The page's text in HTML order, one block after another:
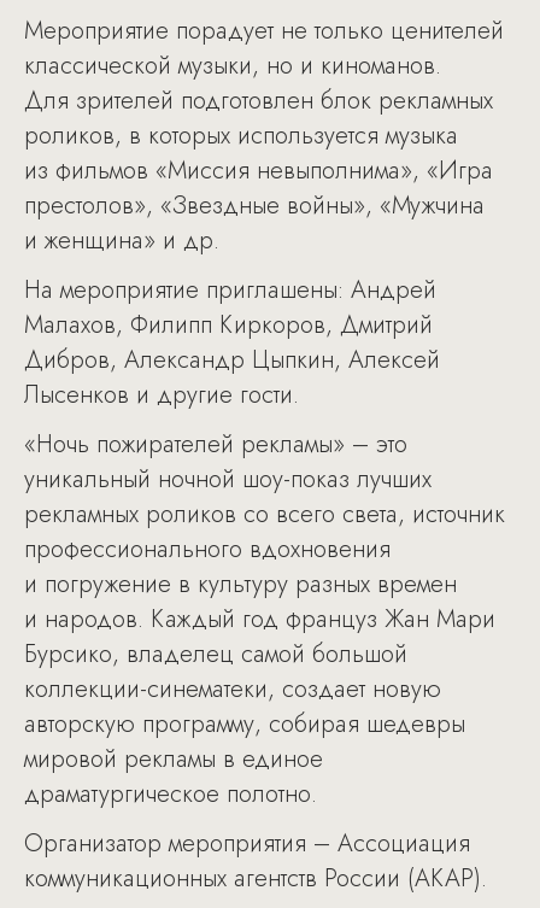
Мероприятие порадует не только ценителей
классической музыки, но и киноманов.
Для зрителей подготовлен блок рекламных
роликов, в которых используется музыка
из фильмов «Миссия невыполнима», «Игра
престолов», «Звездные войны», «Мужчина
и женщина» и др.
На мероприятие приглашены: Андрей
Малахов, Филипп Киркоров, Дмитрий
Дибров, Александр Цыпкин, Алексей
Лысенков и другие гости.
«Ночь пожирателей рекламы» – это
уникальный ночной шоу-показ лучших
рекламных роликов со всего света, источник
профессионального вдохновения
и погружение в культуру разных времен
и народов. Каждый год француз Жан Мари
Бурсико, владелец самой большой
коллекции-синематеки, создает новую
авторскую программу, собирая шедевры
мировой рекламы в единое
драматургическое полотно.
Организатор мероприятия – Ассоциация
коммуникационных агентств России (АКАР).